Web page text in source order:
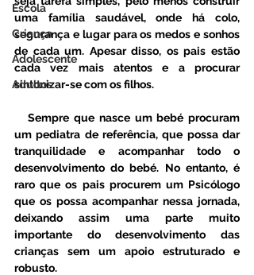
Escola
Criança
Adolescente
Adultos
uma família saudável, onde há colo,
segurança e lugar para os medos e sonhos
de cada um. Apesar disso, os pais estão
cada vez mais atentos e a procurar
sintonizar-se com os filhos.
   Sempre que nasce um bebé procuram
um pediatra de referência, que possa dar
tranquilidade e acompanhar todo o
desenvolvimento do bebé. No entanto, é
raro que os pais procurem um Psicólogo
que os possa acompanhar nessa jornada,
deixando assim uma parte muito
importante do desenvolvimento das
crianças sem um apoio estruturado e
robusto.